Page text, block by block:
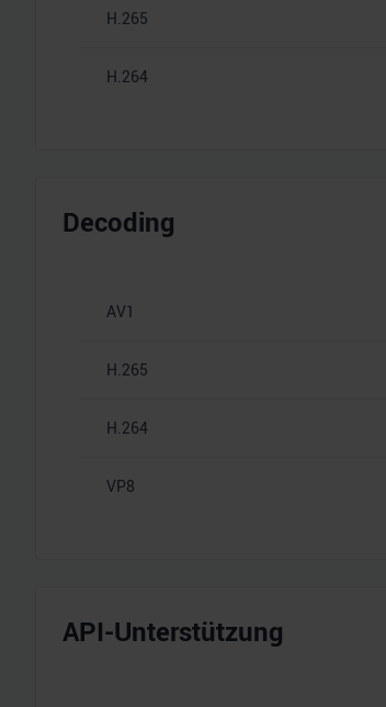
H.265
H.264
Decoding
AV1
H.265
H.264
VP8
API-Unterstützung